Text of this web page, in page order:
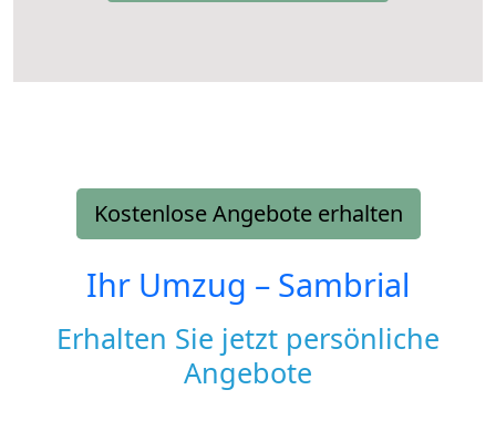
Kostenlose Angebote erhalten
Ihr Umzug – Sambrial
Erhalten Sie jetzt persönliche
Angebote